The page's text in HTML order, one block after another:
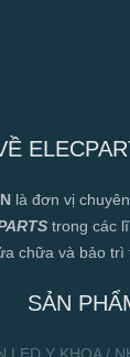
là đơn vị
trong các
chữa và bảo trì
SẢN
LED Y KHOA /